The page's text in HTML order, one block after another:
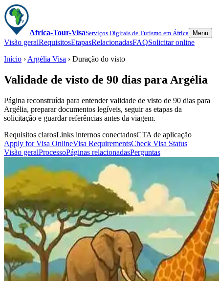
Africa-Tour-VisaServiços Digitais de Turismo em África Menu
Visão geralRequisitosEtapasRelacionadasFAQSolicitar online
Início › Argélia Visa › Duração do visto
Validade de visto de 90 dias para Argélia
Página reconstruída para entender validade de visto de 90 dias para
Argélia, preparar documentos legíveis, seguir as etapas da
solicitação e guardar referências antes da viagem.
Requisitos clarosLinks internos conectadosCTA de aplicação
Apply for Visa OnlineVisa RequirementsCheck Visa Status
Visão geralProcessoPáginas relacionadasPerguntas